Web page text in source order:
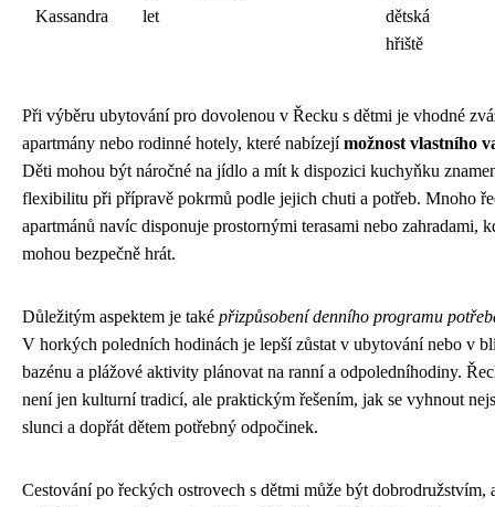
Kassandra
let
dětská
hřiště
Při výběru ubytování pro dovolenou v Řecku s dětmi je vhodné
apartmány nebo rodinné hotely, které nabízejímožnost vlastního
Děti mohou být náročné na jídlo a mít k dispozici kuchyňku
flexibilitu při přípravě pokrmů podle jejich chuti a potřeb. Mnoho
apartmánů navíc disponuje prostornými terasami nebo zahradami,
mohou bezpečně hrát.
Důležitým aspektem je také přizpůsobení denního programu
V horkých poledních hodinách je lepší zůstat v ubytování nebo v
bazénu a plážové aktivity plánovat na ranní a odpoledníhodiny.
není jen kulturní tradicí, ale praktickým řešením, jak se vyhnout
slunci a dopřát dětem potřebný odpočinek.
Cestování po řeckých ostrovech s dětmi může být dobrodružstvím,